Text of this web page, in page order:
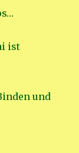
ist
und